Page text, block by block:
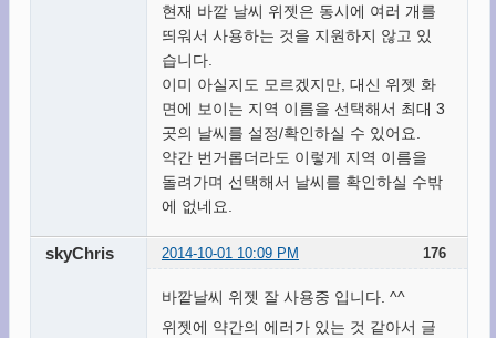
현재 바깥 날씨 위젯은 동시에 여러 개를
띄워서 사용하는 것을 지원하지 않고 있
습니다.
이미 아실지도 모르겠지만, 대신 위젯 화
면에 보이는 지역 이름을 선택해서 최대 3
곳의 날씨를 설정/확인하실 수 있어요.
약간 번거롭더라도 이렇게 지역 이름을
돌려가며 선택해서 날씨를 확인하실 수밖
에 없네요.
176
skyChris 2014-10-01 10:09 PM
바깥날씨 위젯 잘 사용중 입니다. ^^
위젯에 약간의 에러가 있는 것 같아서 글